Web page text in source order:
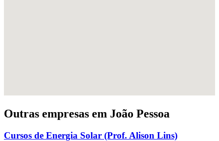
Outras empresas em João Pessoa
Cursos de Energia Solar (Prof. Alison Lins)